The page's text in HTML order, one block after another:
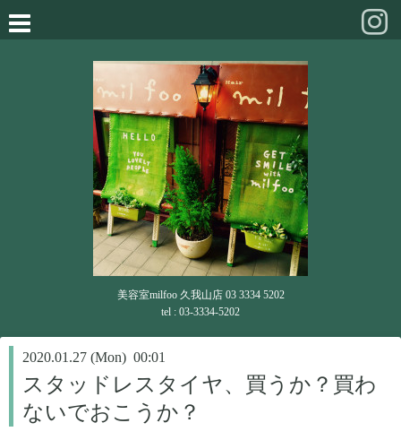
美容室milfoo 久我山店 03 3334 5202
tel : 03-3334-5202
2020.01.27 (Mon) 00:01
スタッドレスタイヤ、買うか？買わ
ないでおこうか？